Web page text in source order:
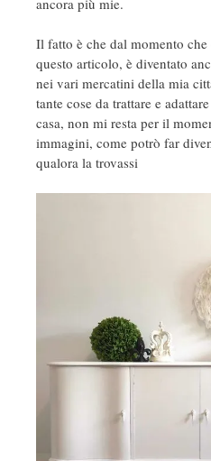
Il fatto è che dal momento che
questo articolo, è diventato
nei vari mercatini della mia
tante cose da trattare e
casa, non mi resta per il
immagini, come potrò far
qualora la trovassi